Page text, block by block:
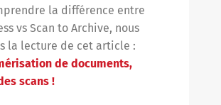
la différence entre
vs Scan to Archive, nous
la lecture de cet article :
de documents,
scans !